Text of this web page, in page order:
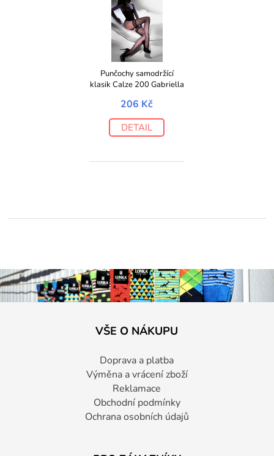
Punčochy samodržící
klasik Calze 200 Gabriella
206 Kč
DETAIL
VŠE O NÁKUPU
Doprava a platba
Výměna a vrácení zboží
Reklamace
Obchodní podmínky
Ochrana osobních údajů